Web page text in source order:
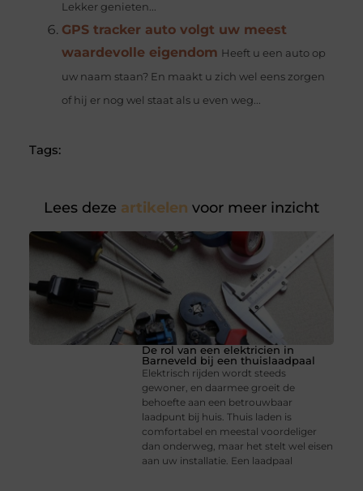
Lekker genieten...
GPS tracker auto volgt uw meest
waardevolle eigendom Heeft u een auto op
uw naam staan? En maakt u zich wel eens zorgen
of hij er nog wel staat als u even weg...
Tags:
Lees deze artikelen voor meer inzicht
De rol van een elektricien in
Barneveld bij een thuislaadpaal
Elektrisch rijden wordt steeds
gewoner, en daarmee groeit de
behoefte aan een betrouwbaar
laadpunt bij huis. Thuis laden is
comfortabel en meestal voordeliger
dan onderweg, maar het stelt wel eisen
aan uw installatie. Een laadpaal